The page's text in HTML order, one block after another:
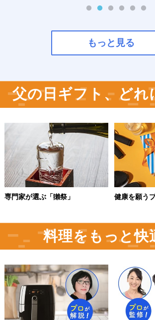
もっと見る
父の日ギフト、どれ
専門家が選ぶ「獺祭」 健康を願う
料理をもっと快